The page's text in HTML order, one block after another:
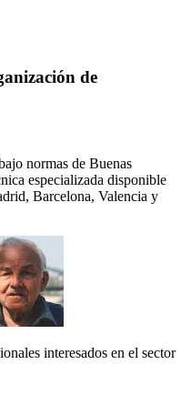
de
normas de Buenas
especializada disponible
Barcelona, Valencia y
interesados en el sector